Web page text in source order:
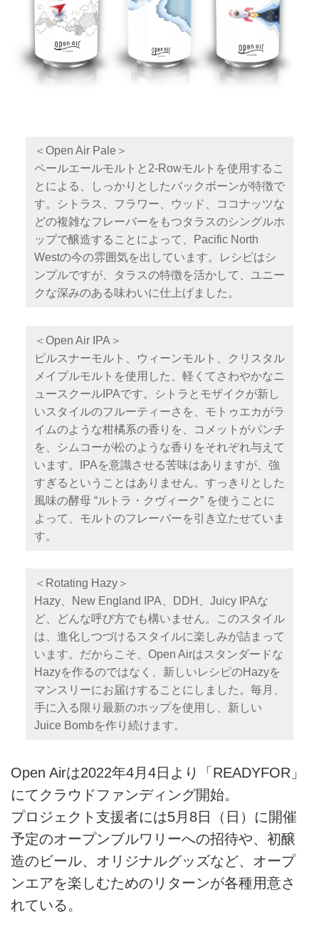
＜Open Air Pale＞
ペールエールモルトと2-Rowモルトを使用するこ
とによる、しっかりとしたバックボーンが特徴で
す。シトラス、フラワー、ウッド、ココナッツな
どの複雑なフレーバーをもつタラスのシングルホ
ップで醸造することによって、Pacific North
Westの今の雰囲気を出しています。レシピはシ
ンプルですが、タラスの特徴を活かして、ユニー
クな深みのある味わいに仕上げました。
＜Open Air IPA＞
ピルスナーモルト、ウィーンモルト、クリスタル
メイプルモルトを使用した、軽くてさわやかなニ
ュースクールIPAです。シトラとモザイクが新し
いスタイルのフルーティーさを、モトゥエカがラ
イムのような柑橘系の香りを、コメットがパンチ
を、シムコーが松のような香りをそれぞれ与えて
います。IPAを意識させる苦味はありますが、強
すぎるということはありません。すっきりとした
風味の酵母 “ルトラ・クヴィーク” を使うことに
よって、モルトのフレーバーを引き立たせていま
す。
＜Rotating Hazy＞
Hazy、New England IPA、DDH、Juicy IPAな
ど、どんな呼び方でも構いません。このスタイル
は、進化しつづけるスタイルに楽しみが詰まって
います。だからこそ、Open Airはスタンダードな
Hazyを作るのではなく、新しいレシピのHazyを
マンスリーにお届けすることにしました。毎月、
手に入る限り最新のホップを使用し、新しい
Juice Bombを作り続けます。
Open Airは2022年4月4日より「READYFOR」
にてクラウドファンディング開始。
プロジェクト支援者には5月8日（日）に開催
予定のオープンブルワリーへの招待や、初醸
造のビール、オリジナルグッズなど、オープ
ンエアを楽しむためのリターンが各種用意さ
れている。